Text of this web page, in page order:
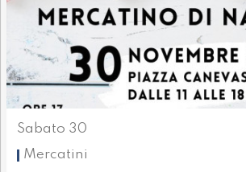
Sabato 30
Mercatini